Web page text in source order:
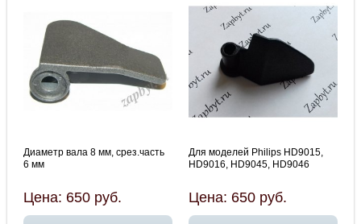
Диаметр вала 8 мм, срез.часть
6 мм
Цена: 650 руб.
Для моделей Philips HD9015,
HD9016, HD9045, HD9046
Цена: 650 руб.